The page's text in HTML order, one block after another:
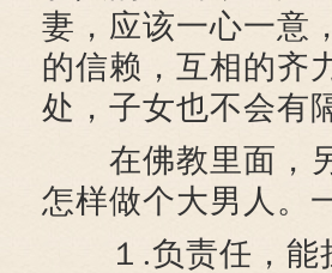
妻，应该一心一意
的信赖，互相的齐
处，子女也不会有
在佛教里面，另
怎样做个大男人。
１.负责任，能